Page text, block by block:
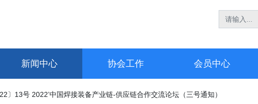
新闻中心 协会工作 会员中心
〕13号 2022’中国焊接装备产业链-供应链合作交流论坛（三号通知）